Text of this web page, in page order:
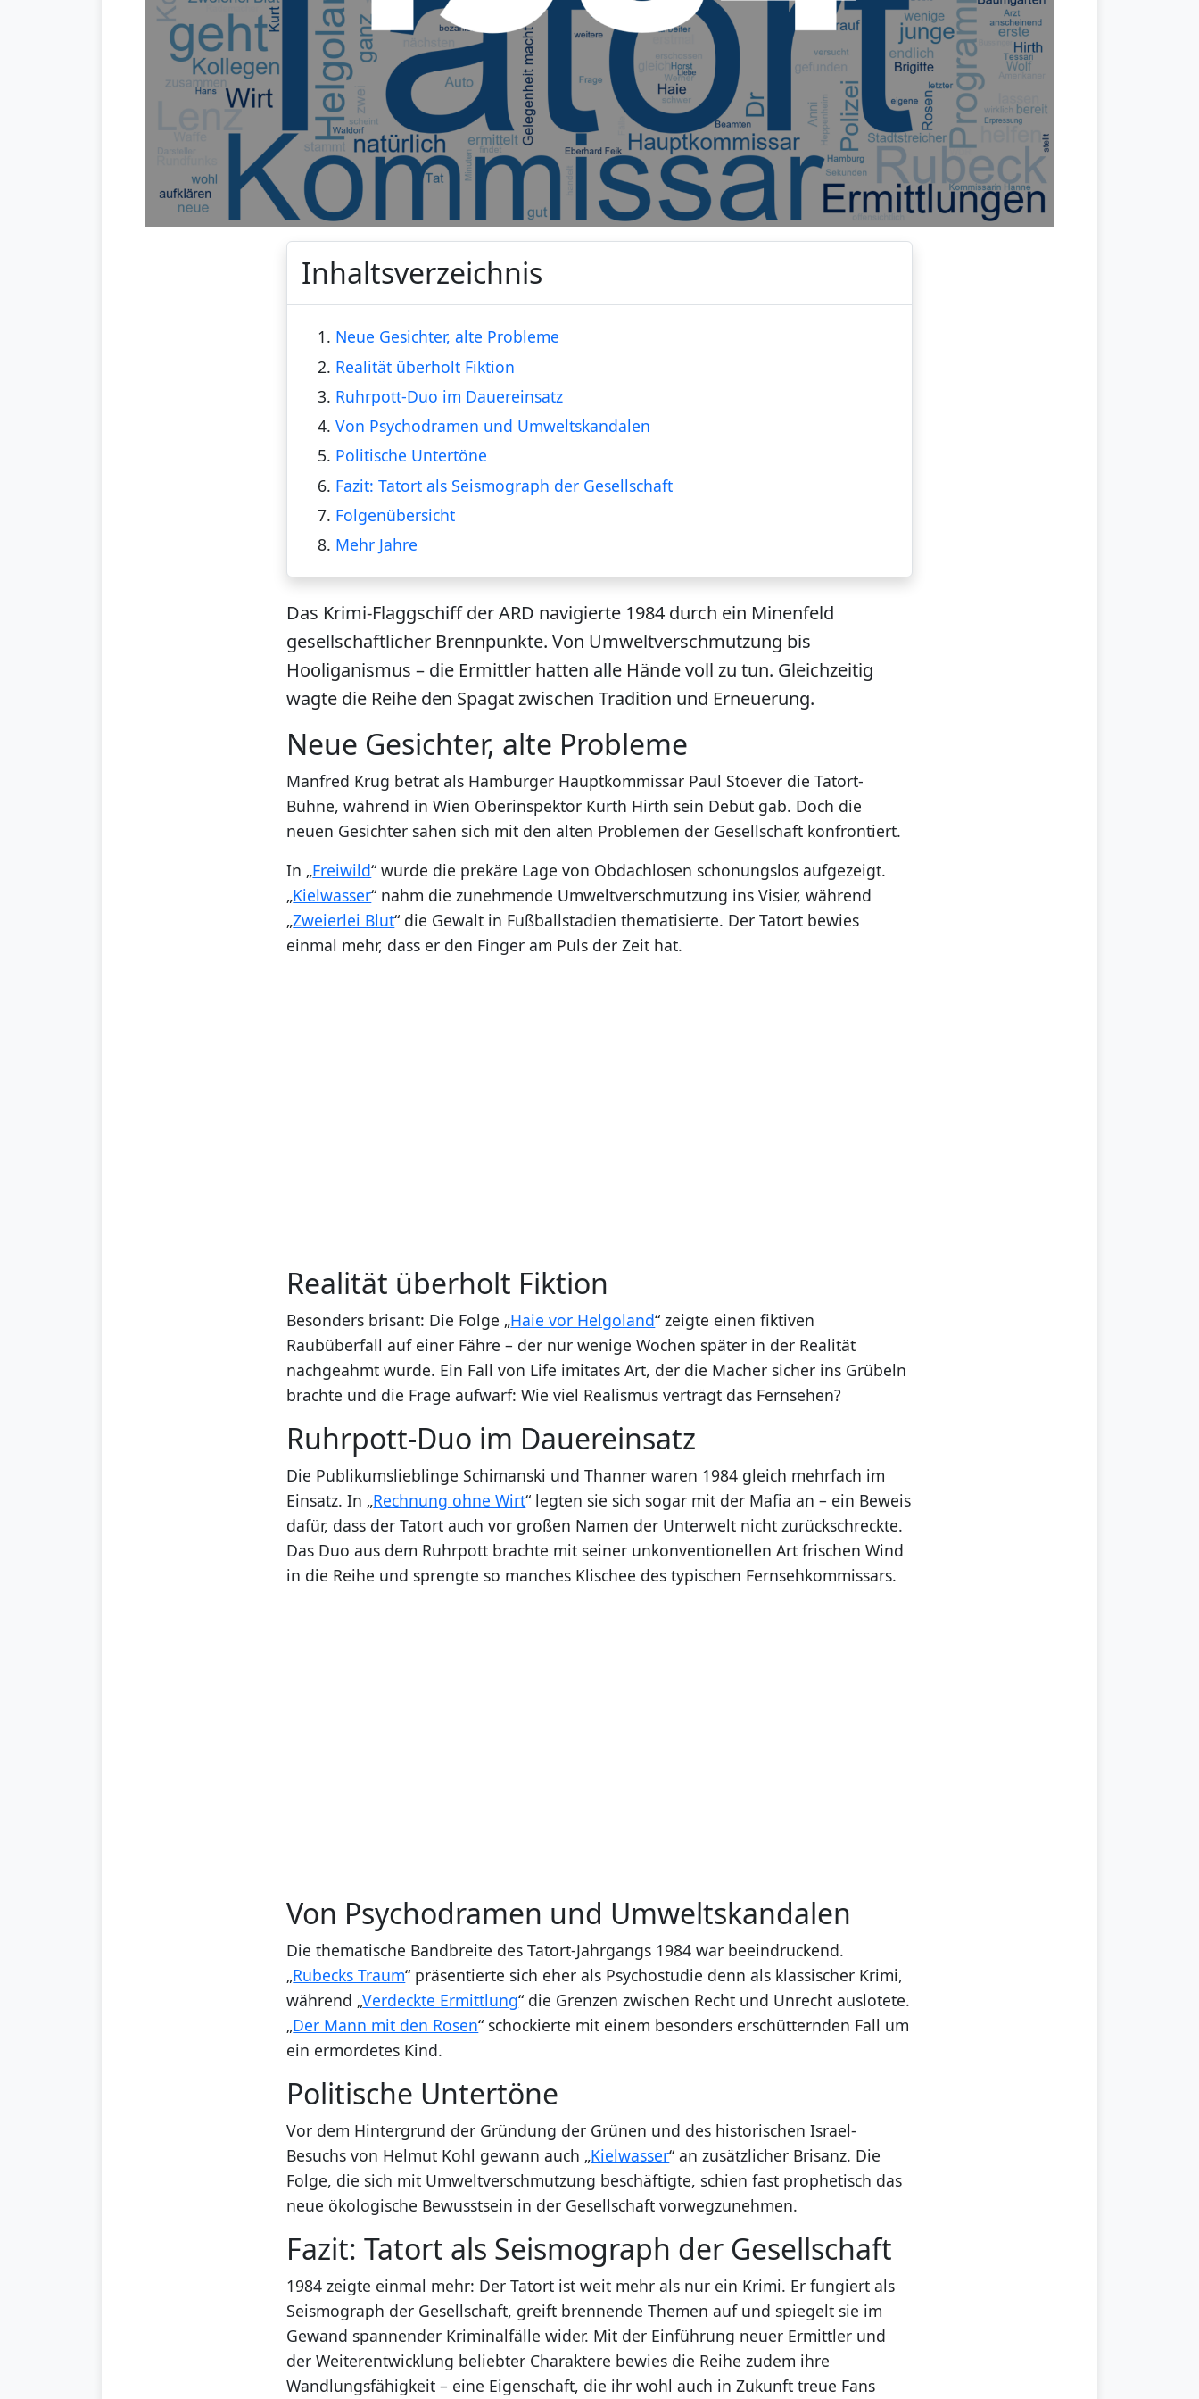
Inhaltsverzeichnis
1. Neue Gesichter, alte Probleme
2. Realität überholt Fiktion
3. Ruhrpott-Duo im Dauereinsatz
4. Von Psychodramen und Umweltskandalen
5. Politische Untertöne
6. Fazit: Tatort als Seismograph der Gesellschaft
7. Folgenübersicht
8. Mehr Jahre
Das Krimi-Flaggschiff der ARD navigierte 1984 durch ein Minenfeld
gesellschaftlicher Brennpunkte. Von Umweltverschmutzung bis
Hooliganismus – die Ermittler hatten alle Hände voll zu tun. Gleichzeitig
wagte die Reihe den Spagat zwischen Tradition und Erneuerung.
Neue Gesichter, alte Probleme
Manfred Krug betrat als Hamburger Hauptkommissar Paul Stoever die Tatort-
Bühne, während in Wien Oberinspektor Kurth Hirth sein Debüt gab. Doch die
neuen Gesichter sahen sich mit den alten Problemen der Gesellschaft konfrontiert.
In „Freiwild“ wurde die prekäre Lage von Obdachlosen schonungslos aufgezeigt.
„Kielwasser“ nahm die zunehmende Umweltverschmutzung ins Visier, während
„Zweierlei Blut“ die Gewalt in Fußballstadien thematisierte. Der Tatort bewies
einmal mehr, dass er den Finger am Puls der Zeit hat.
Realität überholt Fiktion
Besonders brisant: Die Folge „Haie vor Helgoland“ zeigte einen fiktiven
Raubüberfall auf einer Fähre – der nur wenige Wochen später in der Realität
nachgeahmt wurde. Ein Fall von Life imitates Art, der die Macher sicher ins Grübeln
brachte und die Frage aufwarf: Wie viel Realismus verträgt das Fernsehen?
Ruhrpott-Duo im Dauereinsatz
Die Publikumslieblinge Schimanski und Thanner waren 1984 gleich mehrfach im
Einsatz. In „Rechnung ohne Wirt“ legten sie sich sogar mit der Mafia an – ein Beweis
dafür, dass der Tatort auch vor großen Namen der Unterwelt nicht zurückschreckte.
Das Duo aus dem Ruhrpott brachte mit seiner unkonventionellen Art frischen Wind
in die Reihe und sprengte so manches Klischee des typischen Fernsehkommissars.
Von Psychodramen und Umweltskandalen
Die thematische Bandbreite des Tatort-Jahrgangs 1984 war beeindruckend.
„Rubecks Traum“ präsentierte sich eher als Psychostudie denn als klassischer Krimi,
während „Verdeckte Ermittlung“ die Grenzen zwischen Recht und Unrecht auslotete.
„Der Mann mit den Rosen“ schockierte mit einem besonders erschütternden Fall um
ein ermordetes Kind.
Politische Untertöne
Vor dem Hintergrund der Gründung der Grünen und des historischen Israel-
Besuchs von Helmut Kohl gewann auch „Kielwasser“ an zusätzlicher Brisanz. Die
Folge, die sich mit Umweltverschmutzung beschäftigte, schien fast prophetisch das
neue ökologische Bewusstsein in der Gesellschaft vorwegzunehmen.
Fazit: Tatort als Seismograph der Gesellschaft
1984 zeigte einmal mehr: Der Tatort ist weit mehr als nur ein Krimi. Er fungiert als
Seismograph der Gesellschaft, greift brennende Themen auf und spiegelt sie im
Gewand spannender Kriminalfälle wider. Mit der Einführung neuer Ermittler und
der Weiterentwicklung beliebter Charaktere bewies die Reihe zudem ihre
Wandlungsfähigkeit – eine Eigenschaft, die ihr wohl auch in Zukunft treue Fans